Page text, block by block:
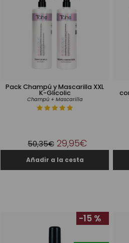
Pack Champú y Mascarilla XXL
K-Glicolic
Champú + Mascarilla
50,35€ 29,95€
-15 %